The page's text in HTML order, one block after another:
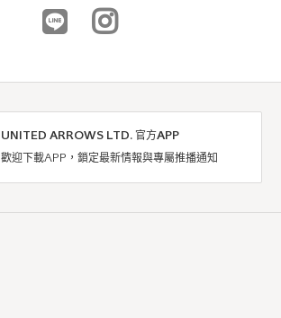
UNITED ARROWS LTD. 官方APP
歡迎下載APP，鎖定最新情報與專屬推播通知